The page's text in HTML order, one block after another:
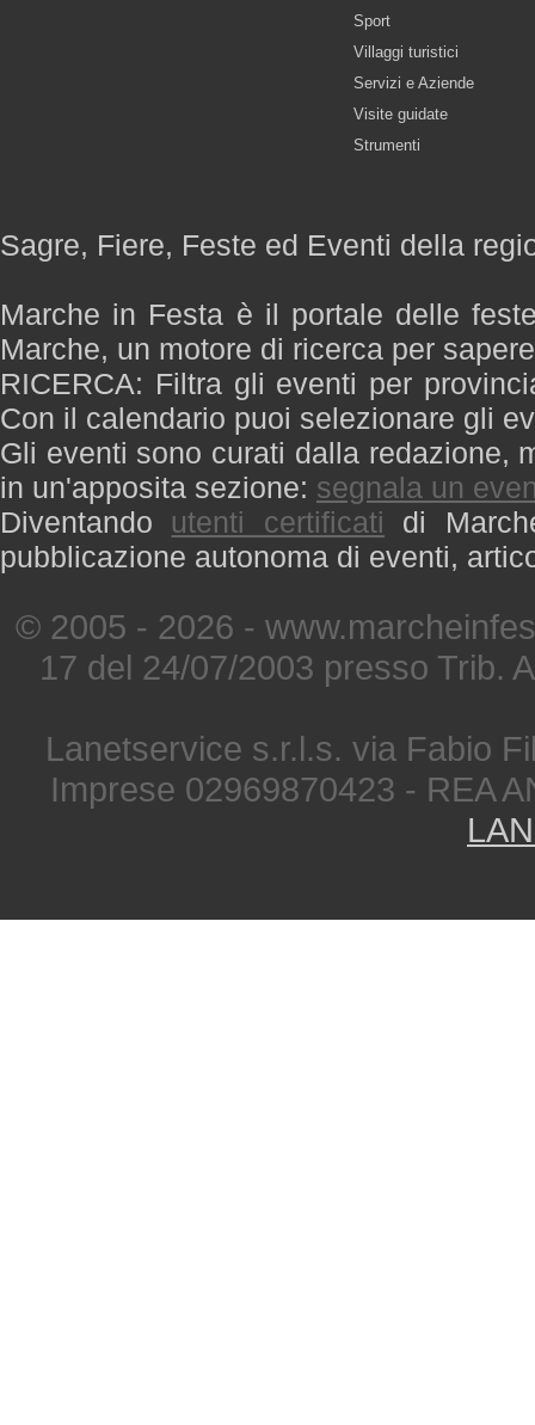
Sport
Villaggi turistici
Servizi e Aziende
Visite guidate
Strumenti
Sagre, Fiere, Feste ed Eventi della
Marche in Festa è il portale delle
Marche, un motore di ricerca per
RICERCA: Filtra gli eventi per
Con il calendario puoi selezionare gli
Gli eventi sono curati dalla redazione,
in un'apposita sezione: segnala un
Diventando utenti certificati di
pubblicazione autonoma di eventi,
© 2005 - 2026 -
17 del 24/07/2003 presso Trib.
Lanetservice s.r.l.s. via Fabio
Imprese 02969870423 - REA